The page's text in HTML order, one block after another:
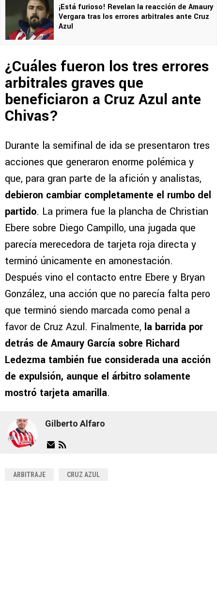
¡Está furioso! Revelan la reacción de Amaury
Vergara tras los errores arbitrales ante Cruz
Azul
¿Cuáles fueron los tres errores
arbitrales graves que
beneficiaron a Cruz Azul ante
Chivas?
Durante la semifinal de ida se presentaron tres
acciones que generaron enorme polémica y
que, para gran parte de la afición y analistas,
debieron cambiar completamente el rumbo del
partido. La primera fue la plancha de Christian
Ebere sobre Diego Campillo, una jugada que
parecía merecedora de tarjeta roja directa y
terminó únicamente en amonestación.
Después vino el contacto entre Ebere y Bryan
González, una acción que no parecía falta pero
que terminó siendo marcada como penal a
favor de Cruz Azul. Finalmente, la barrida por
detrás de Amaury García sobre Richard
Ledezma también fue considerada una acción
de expulsión, aunque el árbitro solamente
mostró tarjeta amarilla.
Gilberto Alfaro
ARBITRAJE CRUZ AZUL